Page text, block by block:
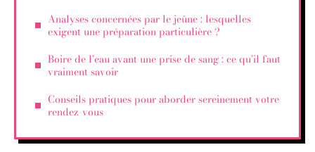
Analyses concernées par le jeûne : lesquelles
exigent une préparation particulière ?
Boire de l’eau avant une prise de sang : ce qu’il faut
vraiment savoir
Conseils pratiques pour aborder sereinement votre
rendez-vous